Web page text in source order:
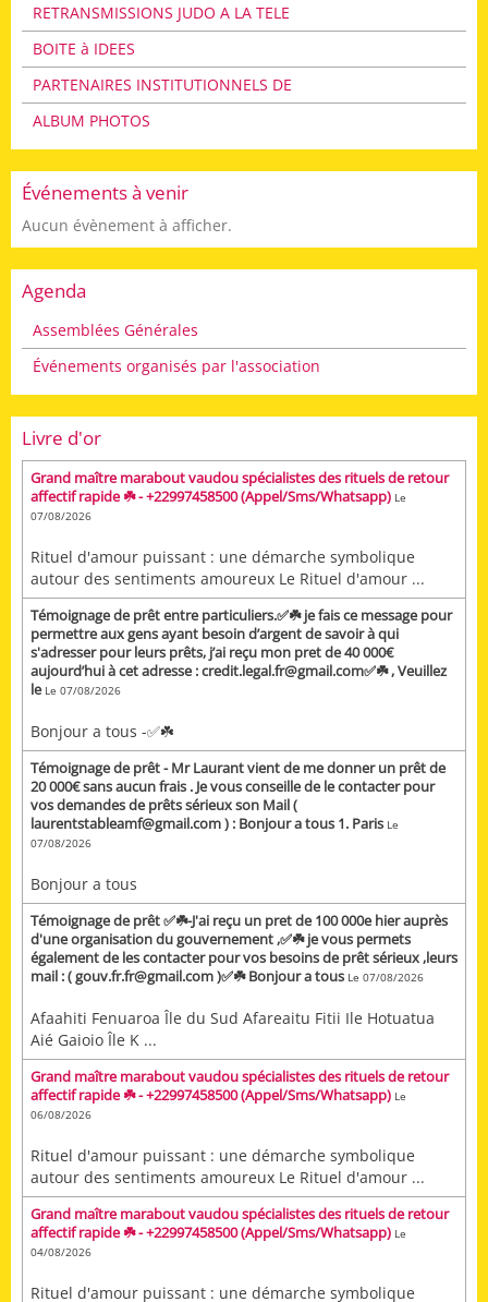
RETRANSMISSIONS JUDO A LA TELE
BOITE à IDEES
PARTENAIRES INSTITUTIONNELS DE
ALBUM PHOTOS
Événements à venir
Aucun évènement à afficher.
Agenda
Assemblées Générales
Événements organisés par l'association
Livre d'or
Grand maître marabout vaudou spécialistes des rituels de retour
affectif rapide ☘️ - +22997458500 (Appel/Sms/Whatsapp) Le
07/08/2026
Rituel d'amour puissant : une démarche symbolique
autour des sentiments amoureux Le Rituel d'amour ...
Témoignage de prêt entre particuliers.✅☘️ je fais ce message pour
permettre aux gens ayant besoin d’argent de savoir à qui
s'adresser pour leurs prêts, j’ai reçu mon pret de 40 000€
aujourd’hui à cet adresse : credit.legal.fr@gmail.com✅☘️ , Veuillez
le Le 07/08/2026
Bonjour a tous -✅☘️
Témoignage de prêt - Mr Laurant vient de me donner un prêt de
20 000€ sans aucun frais . Je vous conseille de le contacter pour
vos demandes de prêts sérieux son Mail (
laurentstableamf@gmail.com ) : Bonjour a tous 1. Paris Le
07/08/2026
Bonjour a tous
Témoignage de prêt ✅☘️-J'ai reçu un pret de 100 000e hier auprès
d'une organisation du gouvernement ,✅☘️ je vous permets
également de les contacter pour vos besoins de prêt sérieux ,leurs
mail : ( gouv.fr.fr@gmail.com )✅☘️ Bonjour a tous Le 07/08/2026
Afaahiti Fenuaroa Île du Sud Afareaitu Fitii Ile Hotuatua
Aié Gaioio Île K ...
Grand maître marabout vaudou spécialistes des rituels de retour
affectif rapide ☘️ - +22997458500 (Appel/Sms/Whatsapp) Le
06/08/2026
Rituel d'amour puissant : une démarche symbolique
autour des sentiments amoureux Le Rituel d'amour ...
Grand maître marabout vaudou spécialistes des rituels de retour
affectif rapide ☘️ - +22997458500 (Appel/Sms/Whatsapp) Le
04/08/2026
Rituel d'amour puissant : une démarche symbolique